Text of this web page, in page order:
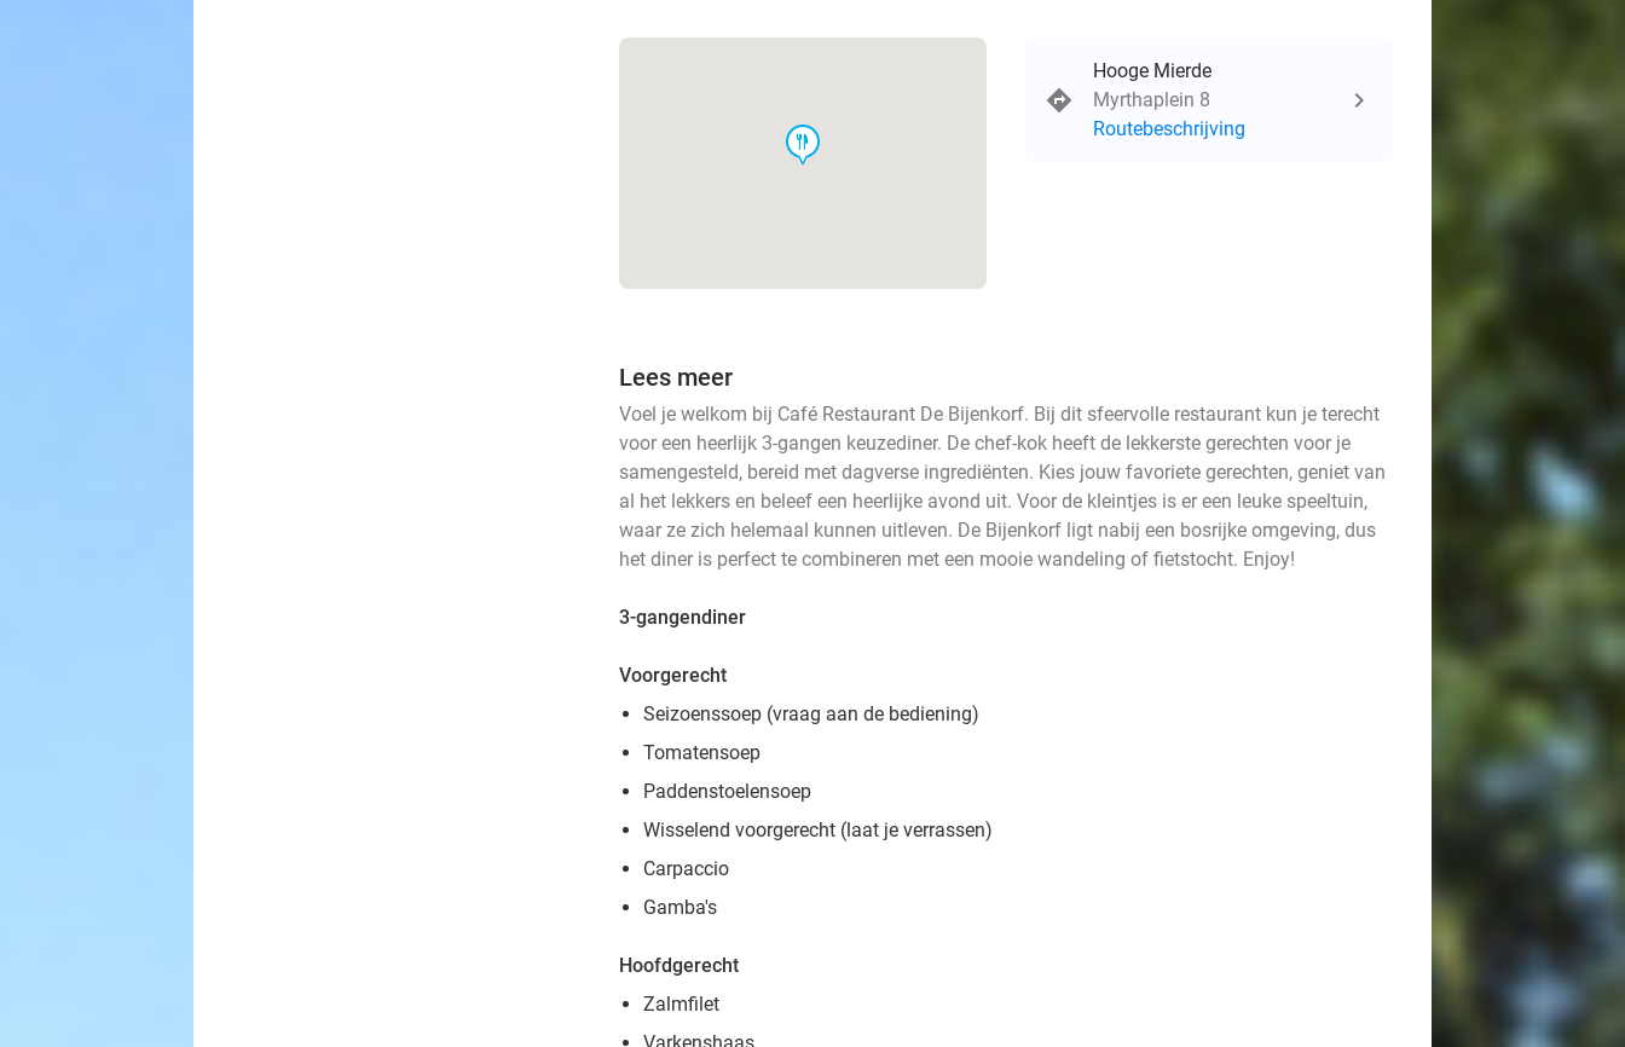
food
Hooge Mierde
Myrthaplein 8
Routebeschrijving
Lees meer
Voel je welkom bij Café Restaurant De Bijenkorf. Bij dit sfeervolle restaurant kun je terecht
voor een heerlijk 3-gangen keuzediner. De chef-kok heeft de lekkerste gerechten voor je
samengesteld, bereid met dagverse ingrediënten. Kies jouw favoriete gerechten, geniet van
al het lekkers en beleef een heerlijke avond uit. Voor de kleintjes is er een leuke speeltuin,
waar ze zich helemaal kunnen uitleven. De Bijenkorf ligt nabij een bosrijke omgeving, dus
het diner is perfect te combineren met een mooie wandeling of fietstocht. Enjoy!
3-gangendiner
Voorgerecht
Seizoenssoep (vraag aan de bediening)
Tomatensoep
Paddenstoelensoep
Wisselend voorgerecht (laat je verrassen)
Carpaccio
Gamba's
Hoofdgerecht
Zalmfilet